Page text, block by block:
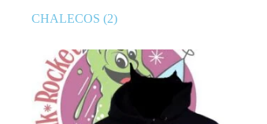
CHALECOS (2)